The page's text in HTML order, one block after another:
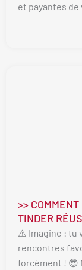
et payantes
>>
TINDER
⚠️ Imagine : tu
rencontres
forcément ! 😎